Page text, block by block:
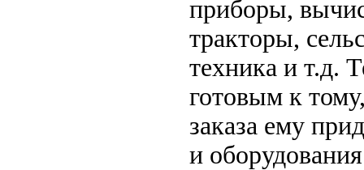
при­боры,
тракторы,
техника и т.д.
готовым к
заказа ему
и